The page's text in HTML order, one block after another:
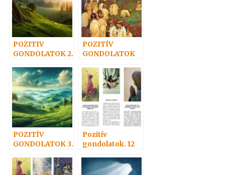
POZITIV
GONDOLATOK 2.
POZITÍV
GONDOLATOK
POZITÍV
GONDOLATOK 3.
Pozitív
gondolatok. 12
ajándékba